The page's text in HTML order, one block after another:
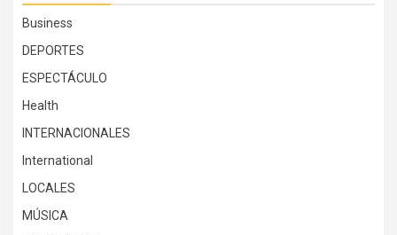
Business
DEPORTES
ESPECTÁCULO
Health
INTERNACIONALES
International
LOCALES
MÚSICA